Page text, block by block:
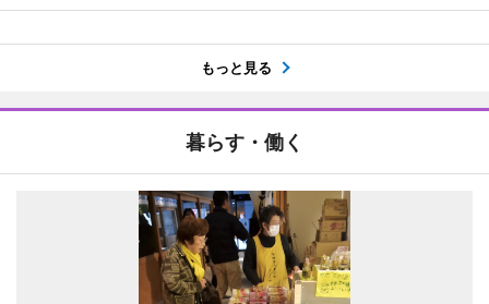
もっと見る
暮らす・働く